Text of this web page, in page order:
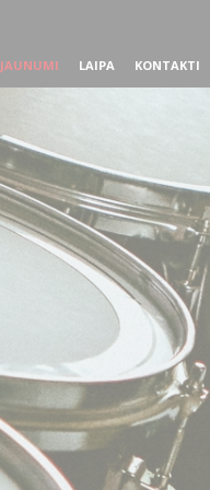
JAUNUMI LAIPA KONTAKTI